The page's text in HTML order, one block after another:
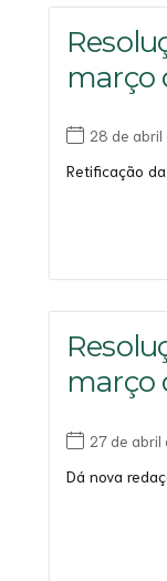
março
28 de abril
Retificação
março
27 de abril
Dá nova